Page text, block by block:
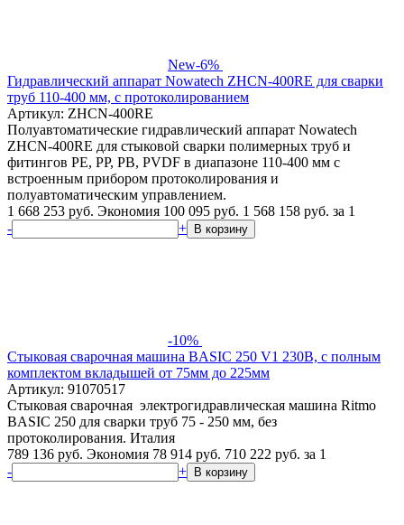
New-6%
Гидравлический аппарат Nowatech ZHCN-400RE для сварки
труб 110-400 мм, с протоколированием
Артикул: ZHCN-400RE
Полуавтоматические гидравлический аппарат Nowatech
ZHCN-400RE для стыковой сварки полимерных труб и
фитингов PE, PP, PB, PVDF в диапазоне 110-400 мм с
встроенным прибором протоколирования и
полуавтоматическим управлением.
1 668 253 руб. Экономия 100 095 руб. 1 568 158 руб. за 1
-
+ В корзину
-10%
Стыковая сварочная машина BASIC 250 V1 230В, с полным
комплектом вкладышей от 75мм до 225мм
Артикул: 91070517
Стыковая сварочная электрогидравлическая машина Ritmo
BASIC 250 для сварки труб 75 - 250 мм, без
протоколирования. Италия
789 136 руб. Экономия 78 914 руб. 710 222 руб. за 1
-
+ В корзину